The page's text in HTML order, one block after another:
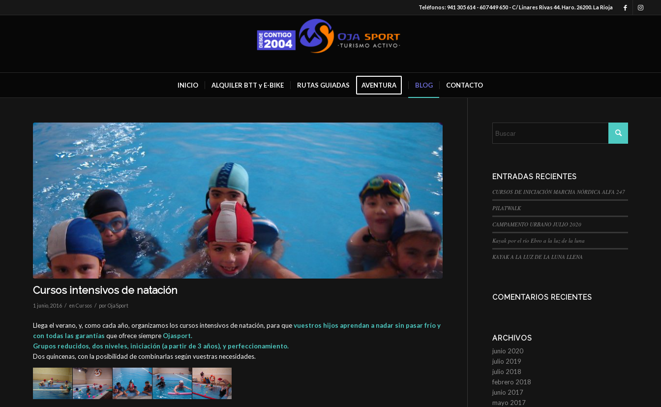
Teléfonos: 941 305 614 - 607 449 650 - C/ Linares Rivas 44. Haro. 26200. La Rioja
INICIO ALQUILER BTT y E-BIKE RUTAS GUIADAS AVENTURA BLOG CONTACTO
Cursos intensivos de natación
1 junio, 2016 / en Cursos / por OjaSport
Llega el verano, y, como cada año, organizamos los cursos intensivos de natación, para quevuestros hijos aprendan a nadar sin pasar frío y
con todas las garantías que ofrece siempre Ojasport.
Grupos reducidos, dos niveles, iniciación (a partir de 3 años), y perfeccionamiento.
Dos quincenas, con la posibilidad de combinarlas según vuestras necesidades.
ENTRADAS RECIENTES
CURSOS DE INICIACIÓN MARCHA NÓRDICA ALFA 247
PILATWALK
CAMPAMENTO URBANO JULIO 2020
Kayak por el río Ebro a la luz de la luna
KAYAK A LA LUZ DE LA LUNA LLENA
COMENTARIOS RECIENTES
ARCHIVOS
junio 2020
julio 2019
julio 2018
febrero 2018
junio 2017
mayo 2017